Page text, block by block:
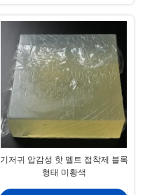
기저귀 압감성 핫 멜트 접착제 블록
형태 미황색